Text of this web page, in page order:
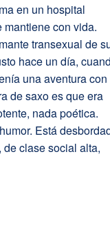
en un hospital
con vida.
transexual de
hace un día,
una aventura con
de saxo es que era
nada poética.
Está
clase social alta,